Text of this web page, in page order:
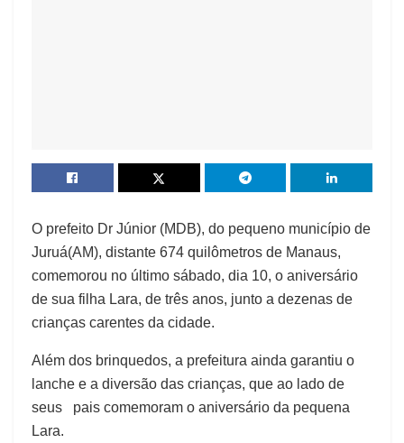
O prefeito Dr Júnior (MDB), do pequeno município de
Juruá(AM), distante 674 quilômetros de Manaus,
comemorou no último sábado, dia 10, o aniversário
de sua filha Lara, de três anos, junto a dezenas de
crianças carentes da cidade.
Além dos brinquedos, a prefeitura ainda garantiu o
lanche e a diversão das crianças, que ao lado de
seus pais comemoram o aniversário da pequena
Lara.